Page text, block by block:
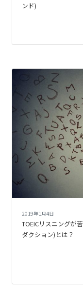
ンド)
2019年1月4日
TOEICリスニングが
ダクション)とは？